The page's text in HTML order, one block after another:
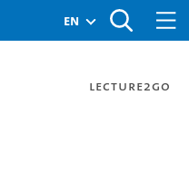
en
Lecture2Go